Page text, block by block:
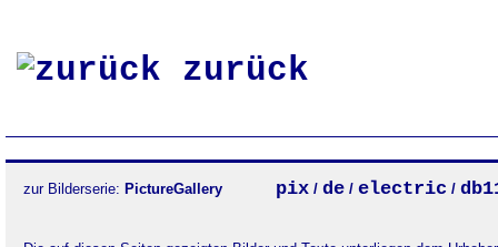
zurück
zur Bilderserie: PictureGallery pix / de / electric /